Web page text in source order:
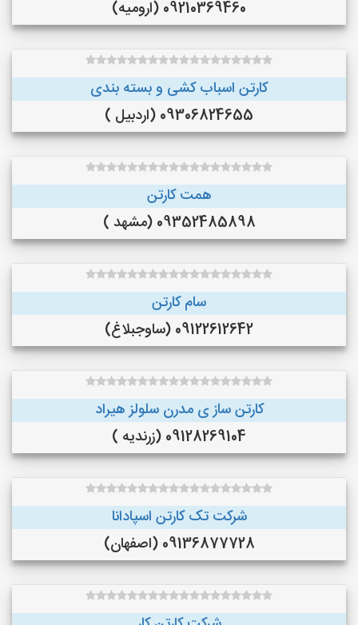
09210369460 (ارومیه)
کارتن اسباب کشی و بسته بندی
09306824655 (اردبیل )
همت کارتن
09352485898 (مشهد )
سام کارتن
09122612642 (ساوجبلاغ)
کارتن ساز ی مدرن سلولز هیراد
09128269104 (زرندیه )
شرکت تک کارتن اسپادانا
09136877728 (اصفهان)